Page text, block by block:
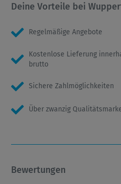
Deine Vorteile bei
Regelmäßige Angebote
Kostenlose Lieferung
brutto
Sichere Zahlmöglichkeiten
Über zwanzig
Bewertungen